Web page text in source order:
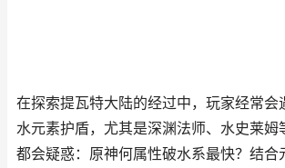
在探索提瓦特大陆的经过中，玩家经常会
水元素护盾，尤其是深渊法师、水史莱姆
都会疑惑：原神何属性破水系最快？结合